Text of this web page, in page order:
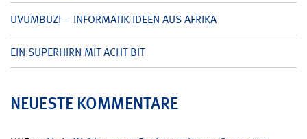
UVUMBUZI – INFORMATIK-IDEEN AUS AFRIKA
EIN SUPERHIRN MIT ACHT BIT
NEUESTE KOMMENTARE